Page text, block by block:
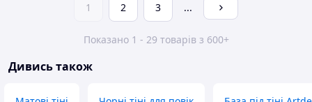
1 2 3 ...
Показано 1 - 29 товарів з 600+
Дивись також